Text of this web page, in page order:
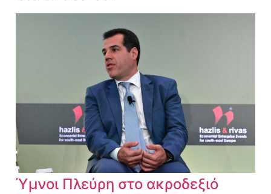
Ύμνοι Πλεύρη στο ακροδεξιό